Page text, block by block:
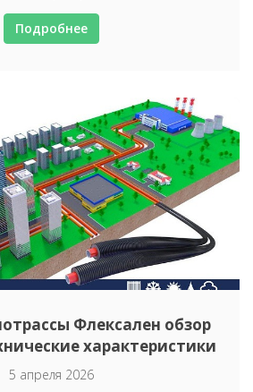
Подробнее
Флексален обзор
характеристики
5 апреля 2026